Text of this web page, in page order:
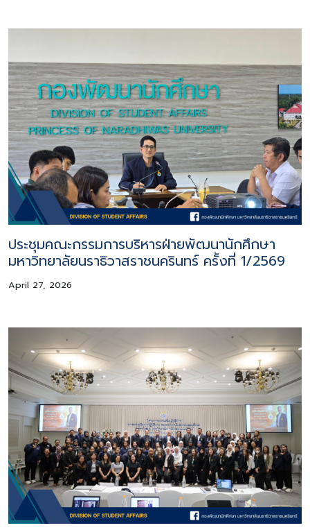
ประชุมคณะกรรมการบริหารฝ่ายพัฒนานักศึกษา
มหาวิทยาลัยนราธิวาสราชนครินทร์ ครั้งที่ 1/2569
April 27, 2026